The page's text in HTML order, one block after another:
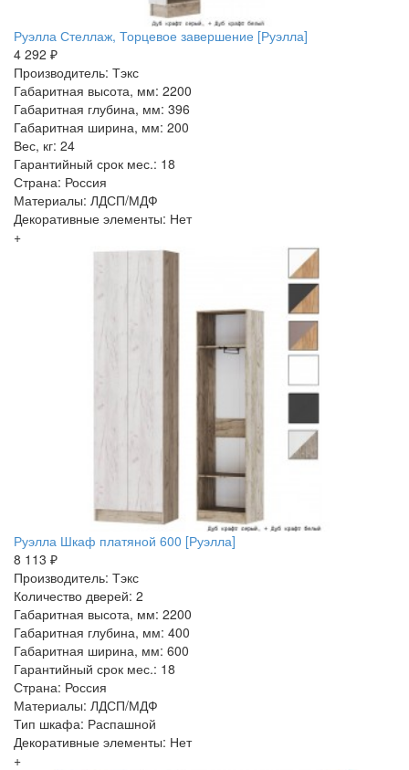
Руэлла Стеллаж, Торцевое завершение [Руэлла]
4 292 ₽
Производитель: Тэкс
Габаритная высота, мм: 2200
Габаритная глубина, мм: 396
Габаритная ширина, мм: 200
Вес, кг: 24
Гарантийный срок мес.: 18
Страна: Россия
Материалы: ЛДСП/МДФ
Декоративные элементы: Нет
+
Руэлла Шкаф платяной 600 [Руэлла]
8 113 ₽
Производитель: Тэкс
Количество дверей: 2
Габаритная высота, мм: 2200
Габаритная глубина, мм: 400
Габаритная ширина, мм: 600
Гарантийный срок мес.: 18
Страна: Россия
Материалы: ЛДСП/МДФ
Тип шкафа: Распашной
Декоративные элементы: Нет
+